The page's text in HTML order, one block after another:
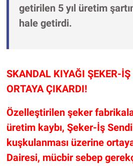
getirilen 5 yıl üretim
hale getirdi.
SKANDAL KIYAĞI ŞEKER-
ORTAYA ÇIKARDI!
Özelleştirilen şeker
üretim kaybı, Şeker-İş
kuşkulanması üzerine
Dairesi, mücbir sebep